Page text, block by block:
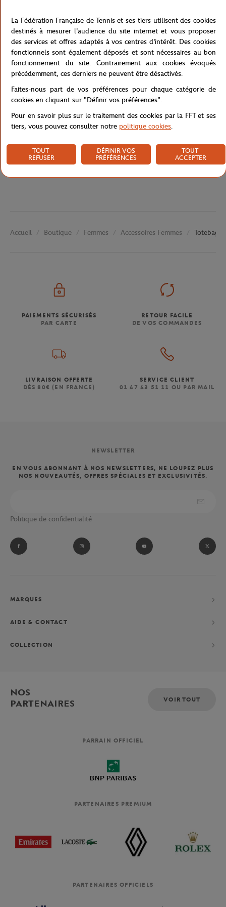
longues permettent un porté épaule confortable, tandis que sa
conception en coton durable assure une longue durée de vie. Un
indispensable écoresponsable pour afficher fièrement votre
passion du padel.
Référence :FBGU0925-MAR-TU
Caractéristiques
Livraison et retours
Accueil Boutique Femmes Accessoires Femmes Totebag
PAIEMENTS SÉCURISÉS
PAR CARTE
RETOUR FACILE
DE VOS COMMANDES
LIVRAISON OFFERTE
DÈS 80€ (EN FRANCE)
SERVICE CLIENT
01 47 43 51 11 OU PAR MAIL
NEWSLETTER
EN VOUS ABONNANT À NOS NEWSLETTERS, NE LOUPEZ PLUS
NOS NOUVEAUTÉS, OFFRES SPÉCIALES ET EXCLUSIVITÉS.
Politique de confidentialité
MARQUES
AIDE & CONTACT
COLLECTION
NOS
PARTENAIRES
VOIR TOUT
PARRAIN OFFICIEL
PARTENAIRES PREMIUM
PARTENAIRES OFFICIELS
La Fédération Française de Tennis et ses tiers utilisent des cookies
destinés à mesurer l'audience du site internet et vous proposer
des services et offres adaptés à vos centres d'intérêt. Des cookies
fonctionnels sont également déposés et sont nécessaires au bon
fonctionnement du site. Contrairement aux cookies évoqués
précédemment, ces derniers ne peuvent être désactivés.
Faites-nous part de vos préférences pour chaque catégorie de
cookies en cliquant sur "Définir vos préférences".
Pour en savoir plus sur le traitement des cookies par la FFT et ses
tiers, vous pouvez consulter notre politique cookies.
TOUT
REFUSER
DÉFINIR VOS
PRÉFÉRENCES
TOUT
ACCEPTER